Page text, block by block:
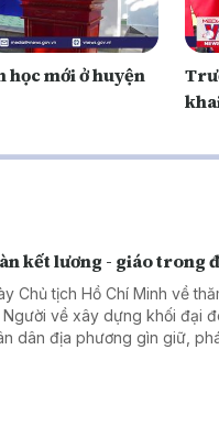
học mới ở huyện
kết lương - giáo trong
Chủ tịch Hồ Chí Minh về
Người về xây dựng khối đại
dân địa phương gìn giữ,